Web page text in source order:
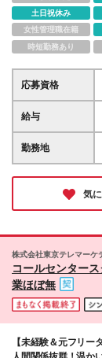
土日祝休み
女性管理職在籍
時短勤務あり
応募資格
給与
勤務地
気
株式会社東京テレマーケ
コールセンター
業ほぼ無
【未経験＆元フリー